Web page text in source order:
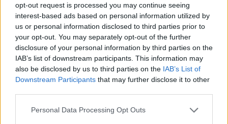
opt-out request is processed you may continue seeing
interest-based ads based on personal information utilized by
us or personal information disclosed to third parties prior to
your opt-out. You may separately opt-out of the further
disclosure of your personal information by third parties on the
IAB’s list of downstream participants. This information may
also be disclosed by us to third parties on the IAB’s List of
Downstream Participants that may further disclose it to other
Personal Data Processing Opt Outs
Die Kunst der Kontur: Neu von La Beauté Louis Vuitton